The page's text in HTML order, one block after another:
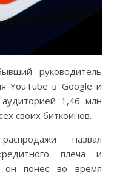
руководитель
YouTube в Google и
1,46 млн
своих биткоинов.
назвал
плеча и
он понес во время